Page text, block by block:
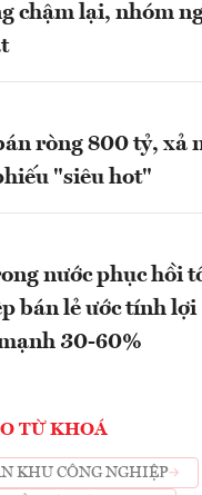
chậm lại, nhóm
ròng 800 tỷ, xả
"siêu hot"
nước phục hồi
bán lẻ ước tính lợi
30-60%
TỪ KHOÁ
KHU CÔNG NGHIỆP